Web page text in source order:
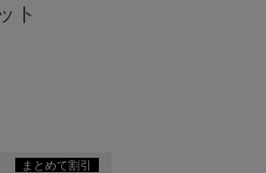
ト
まとめて割引